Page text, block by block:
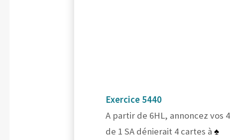
Exercice 5440
A partir de 6HL, annoncez vos
de 1 SA dénierait 4 cartes à ♠